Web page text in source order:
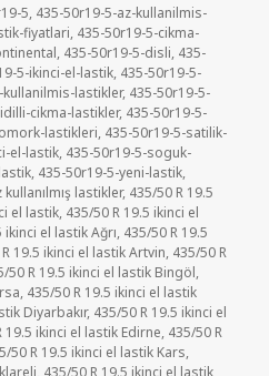
5, 435-50r19-5-az-kullanilmis-
fiyatlari, 435-50r19-5-cikma-
, 435-50r19-5-disli, 435-
5-ikinci-el-lastik, 435-50r19-5-
kullanilmis-lastikler, 435-50r19-5-
cikma-lastikler, 435-50r19-5-
lastikleri, 435-50r19-5-satilik-
el-lastik, 435-50r19-5-soguk-
, 435-50r19-5-yeni-lastik,
lastikler, 435/50 R 19.5
el lastik, 435/50 R 19.5 ikinci el
ikinci el lastik Ağrı, 435/50 R 19.5
19.5 ikinci el lastik Artvin, 435/50 R
50 R 19.5 ikinci el lastik Bingöl,
, 435/50 R 19.5 ikinci el lastik
Diyarbakır, 435/50 R 19.5 ikinci el
19.5 ikinci el lastik Edirne, 435/50 R
50 R 19.5 ikinci el lastik Kars,
, 435/50 R 19.5 ikinci el lastik